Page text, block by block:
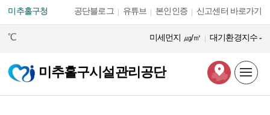
본문 바로가기
미추홀구시설관리공단
미추홀구청 공단블로그 유튜브 본인인증 신고센터 바로가기
℃ 미세먼지 ㎍/㎥ 대기환경지수-